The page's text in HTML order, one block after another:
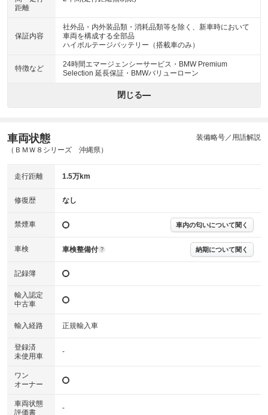
距離
保証内容
社外品・内外装品類・消耗品類等を除く、新車時において
車両を構成する全部品
ハイボルテージバッテリー（搭載車のみ）
特徴など
24時間エマージェンシーサービス・BMW Premium
Selection 延長保証・BMWバリューローン
閉じる
車両状態
（ＢＭＷ８シリーズ 沖縄県）
装備略号／用語解説
走行距離 1.5万km
修復歴 なし
禁煙車 車内の匂いについて聞く
車検 車検整備付 ? 納期について聞く
記録簿
輸入認定
中古車
輸入経路 正規輸入車
登録済
未使用車
-
ワン
オーナー
車両状態
評価書
-